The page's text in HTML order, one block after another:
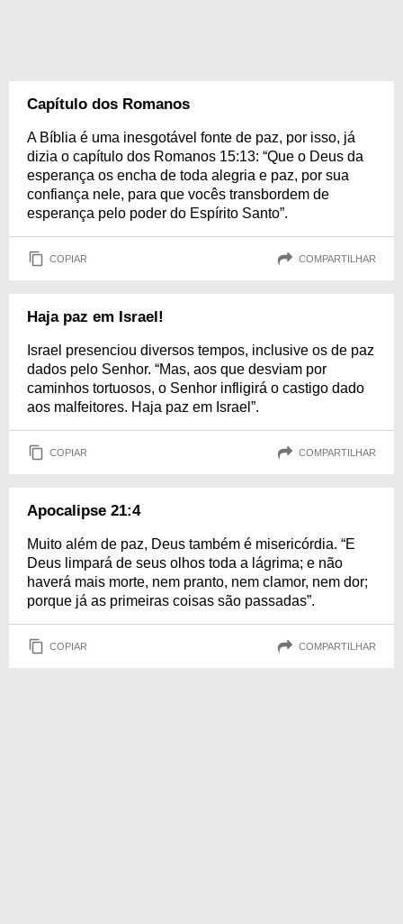
Capítulo dos Romanos
A Bíblia é uma inesgotável fonte de paz, por isso, já
dizia o capítulo dos Romanos 15:13: “Que o Deus da
esperança os encha de toda alegria e paz, por sua
confiança nele, para que vocês transbordem de
esperança pelo poder do Espírito Santo”.
COPIAR COMPARTILHAR
Haja paz em Israel!
Israel presenciou diversos tempos, inclusive os de paz
dados pelo Senhor. “Mas, aos que desviam por
caminhos tortuosos, o Senhor infligirá o castigo dado
aos malfeitores. Haja paz em Israel”.
COPIAR COMPARTILHAR
Apocalipse 21:4
Muito além de paz, Deus também é misericórdia. “E
Deus limpará de seus olhos toda a lágrima; e não
haverá mais morte, nem pranto, nem clamor, nem dor;
porque já as primeiras coisas são passadas”.
COPIAR COMPARTILHAR